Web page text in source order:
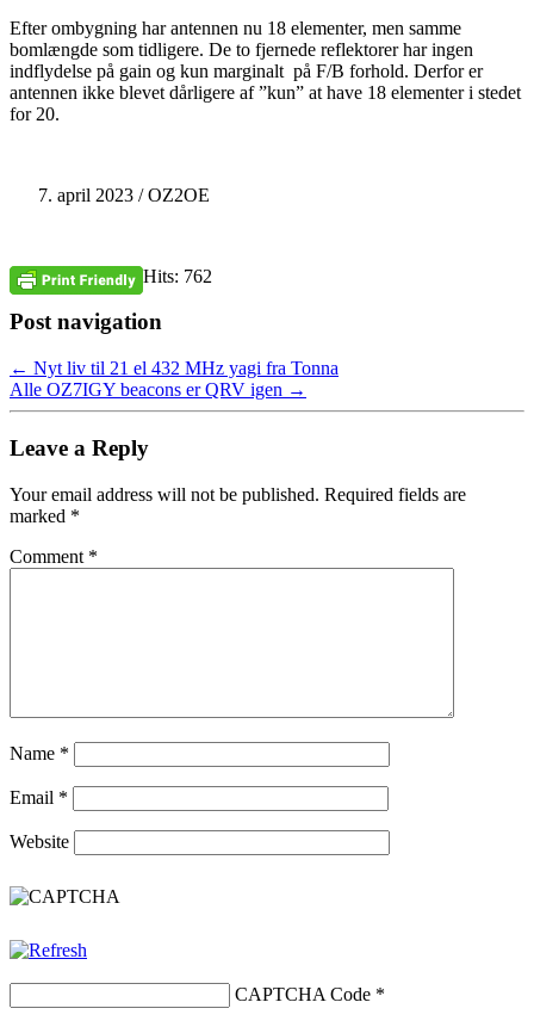
Efter ombygning har antennen nu 18 elementer, men samme
bomlængde som tidligere. De to fjernede reflektorer har ingen
indflydelse på gain og kun marginalt på F/B forhold. Derfor er
antennen ikke blevet dårligere af ”kun” at have 18 elementer i stedet
for 20.
april 2023 / OZ2OE
Hits: 762
Post navigation
← Nyt liv til 21 el 432 MHz yagi fra Tonna
Alle OZ7IGY beacons er QRV igen →
Leave a Reply
Your email address will not be published. Required fields are
marked *
Comment *
Name *
Email *
Website
CAPTCHA Code *